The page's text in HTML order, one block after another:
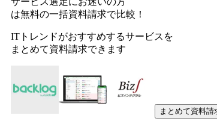
は無料の一括資料請求で比較！
ITトレンドがおすすめするサービスを
まとめて資料請求できます
まとめて資料請